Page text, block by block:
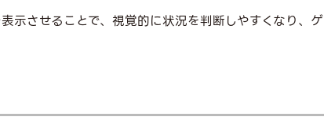
示させることで、視覚的に状況を判断しやすくなり、ゲ